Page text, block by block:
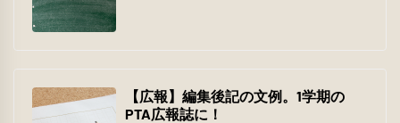
【広報】編集後記の文例。1学期の
PTA広報誌に！